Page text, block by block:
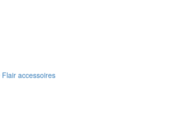
Flair accessoires